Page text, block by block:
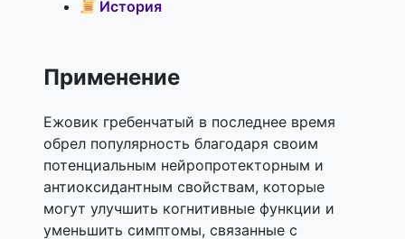
История
Применение
Ежовик гребенчатый в последнее время
обрел популярность благодаря своим
потенциальным нейропротекторным и
антиоксидантным свойствам, которые
могут улучшить когнитивные функции и
уменьшить симптомы, связанные с